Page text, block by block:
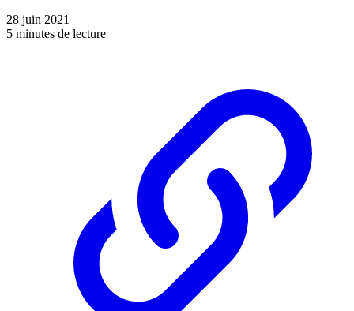
28 juin 2021
5 minutes de lecture